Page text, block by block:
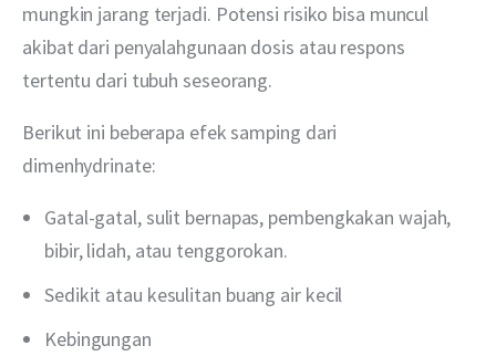
mungkin jarang terjadi. Potensi risiko bisa muncul
akibat dari penyalahgunaan dosis atau respons
tertentu dari tubuh seseorang.
Berikut ini beberapa efek samping dari
dimenhydrinate:
Gatal-gatal, sulit bernapas, pembengkakan wajah,
bibir, lidah, atau tenggorokan.
Sedikit atau kesulitan buang air kecil
Kebingungan